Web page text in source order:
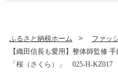
ふるさと納税ホーム ファッ
【織田信長も愛用】整体師監修
「桜（さくら）」 025-H-KZ017